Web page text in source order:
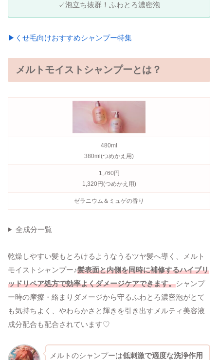
✓泡立ち抜群！ふわとろ濃密泡
▶くせ毛向けおすすめシャンプー特集
メルトモイストシャンプーとは？
480ml
380ml(つめかえ用)
1,760円
1,320円(つめかえ用)
ゼラニウム＆ミュゲの香り
全成分一覧
乾燥しやすい髪もとろけるようなうるツヤ髪へ導く、メルト
モイストシャンプー♪髪表面と内側を同時に補修するハイブリ
ッドリペア処方で効率よくダメージケアできます。シャンプ
ー時の摩擦・絡まりダメージから守るふわとろ濃密泡がとて
も気持ちよく、やわらかさと輝きを引き出すメルティ美容液
成分配合も配合されています♡
メルトのシャンプーは低刺激で適度な洗浄作用